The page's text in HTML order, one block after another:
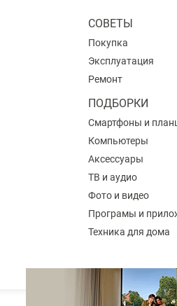
СОВЕТЫ
Покупка
Эксплуатация
Ремонт
ПОДБОРКИ
Смартфоны и
Компьютеры
Аксессуары
ТВ и аудио
Фото и видео
Програмы и
Техника для дома